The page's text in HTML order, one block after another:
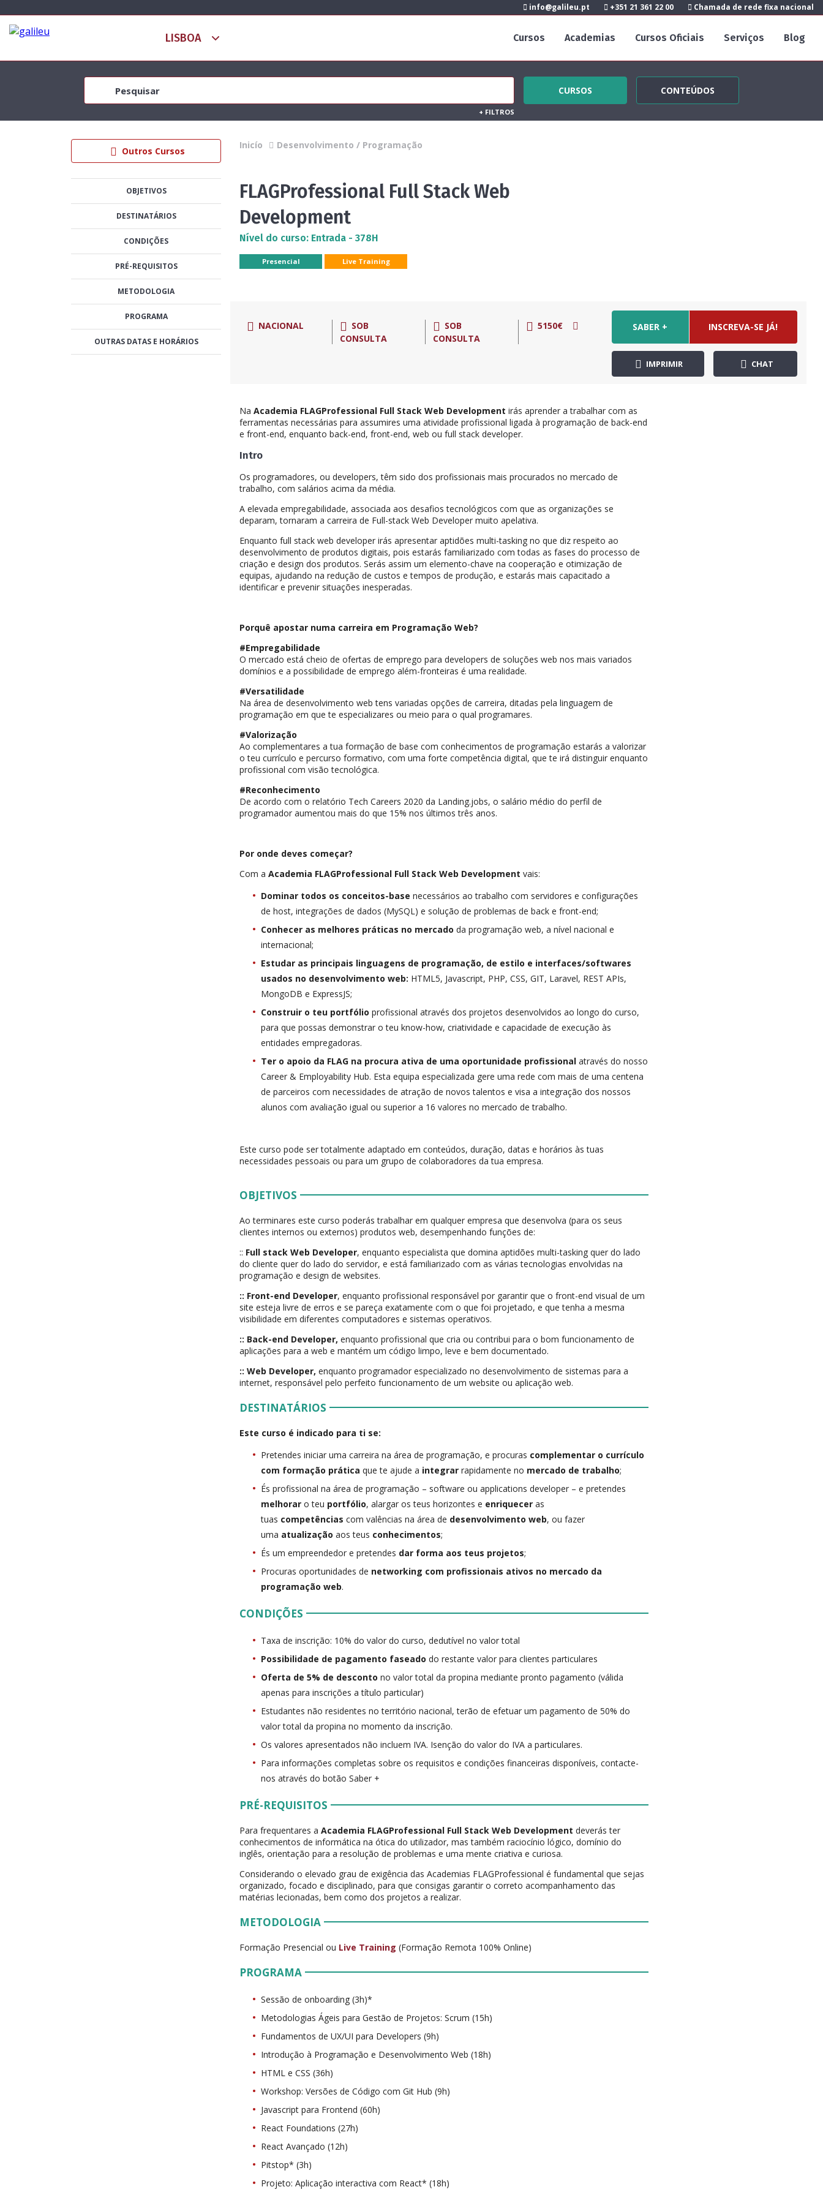
info@galileu.pt +351 21 361 22 00 Chamada de rede fixa nacional
Cursos Academias Cursos Oficiais Serviços Blog
CURSOS CONTEÚDOS
+ FILTROS
Outros Cursos
OBJETIVOS
DESTINATÁRIOS
CONDIÇÕES
PRÉ-REQUISITOS
METODOLOGIA
PROGRAMA
OUTRAS DATAS E HORÁRIOS
Inicío Desenvolvimento / Programação
FLAGProfessional Full Stack Web
Development
Nível do curso: Entrada - 378H
Presencial Live Training
NACIONAL
SOB
CONSULTA
SOB
CONSULTA
5150€ SABER + INSCREVA-SE JÁ!
IMPRIMIR CHAT
NaAcademia FLAGProfessional Full Stack Web Development irás aprender a trabalhar com as
ferramentas necessárias para assumires uma atividade profissional ligada à programação de back-end
e front-end, enquanto back-end, front-end, web ou full stack developer.
Intro
Os programadores, ou developers, têm sido dos profissionais mais procurados no mercado de
trabalho, com salários acima da média.
A elevada empregabilidade, associada aos desafios tecnológicos com que as organizações se
deparam, tornaram a carreira de Full-stack Web Developer muito apelativa.
Enquanto full stack web developer irás apresentar aptidões multi-tasking no que diz respeito ao
desenvolvimento de produtos digitais, pois estarás familiarizado com todas as fases do processo de
criação e design dos produtos. Serás assim um elemento-chave na cooperação e otimização de
equipas, ajudando na redução de custos e tempos de produção, e estarás mais capacitado a
identificar e prevenir situações inesperadas.
Porquê apostar numa carreira em Programação Web?
#Empregabilidade
O mercado está cheio de ofertas de emprego para developers de soluções web nos mais variados
domínios e a possibilidade de emprego além-fronteiras é uma realidade.
#Versatilidade
Na área de desenvolvimento web tens variadas opções de carreira, ditadas pela linguagem de
programação em que te especializares ou meio para o qual programares.
#Valorização
Ao complementares a tua formação de base com conhecimentos de programação estarás a valorizar
o teu currículo e percurso formativo, com uma forte competência digital, que te irá distinguir enquanto
profissional com visão tecnológica.
#Reconhecimento
De acordo com o relatório Tech Careers 2020 da Landing.jobs, o salário médio do perfil de
programador aumentou mais do que 15% nos últimos três anos.
Por onde deves começar?
Com aAcademia FLAGProfessional Full Stack Web Development vais:
Dominar todos os conceitos-base necessários ao trabalho com servidores e configurações
de host, integrações de dados (MySQL) e solução de problemas de back e front-end;
Conhecer as melhores práticas no mercado da programação web, a nível nacional e
internacional;
Estudar as principais linguagens de programação, de estilo e interfaces/softwares
usados no desenvolvimento web: HTML5, Javascript, PHP, CSS, GIT, Laravel, REST APIs,
MongoDB e ExpressJS;
Construir o teu portfólio profissional através dos projetos desenvolvidos ao longo do curso,
para que possas demonstrar o teu know-how, criatividade e capacidade de execução às
entidades empregadoras.
Ter o apoio da FLAG na procura ativa de uma oportunidade profissional através do nosso
Career & Employability Hub. Esta equipa especializada gere uma rede com mais de uma centena
de parceiros com necessidades de atração de novos talentos e visa a integração dos nossos
alunos com avaliação igual ou superior a 16 valores no mercado de trabalho.
Este curso pode ser totalmente adaptado em conteúdos, duração, datas e horários às tuas
necessidades pessoais ou para um grupo de colaboradores da tua empresa.
OBJETIVOS
Ao terminares este curso poderás trabalhar em qualquer empresa que desenvolva (para os seus
clientes internos ou externos) produtos web, desempenhando funções de:
:: Full stack Web Developer, enquanto especialista que domina aptidões multi-tasking quer do lado
do cliente quer do lado do servidor, e está familiarizado com as várias tecnologias envolvidas na
programação e design de websites.
:: Front-end Developer, enquanto profissional responsável por garantir que o front-end visual de um
site esteja livre de erros e se pareça exatamente com o que foi projetado, e que tenha a mesma
visibilidade em diferentes computadores e sistemas operativos.
:: Back-end Developer,enquanto profissional que cria ou contribui para o bom funcionamento de
aplicações para a web e mantém um código limpo, leve e bem documentado.
:: Web Developer,enquanto programador especializado no desenvolvimento de sistemas para a
internet, responsável pelo perfeito funcionamento de um website ou aplicação web.
DESTINATÁRIOS
Este curso é indicado para ti se:
Pretendes iniciar uma carreira na área de programação, e procuras complementar o currículo
com formação prática que te ajude a integrar rapidamente no mercado de trabalho;
És profissional na área de programação – software ou applications developer – e pretendes
melhorar o teu portfólio, alargar os teus horizontes e enriquecer as
tuas competências com valências na área de desenvolvimento web, ou fazer
uma atualização aos teus conhecimentos;
És um empreendedor e pretendes dar forma aos teus projetos;
Procuras oportunidades de networking com profissionais ativos no mercado da
programação web.
CONDIÇÕES
Taxa de inscrição: 10% do valor do curso, dedutível no valor total
Possibilidade de pagamento faseado do restante valor para clientes particulares
Oferta de 5% de desconto no valor total da propina mediante pronto pagamento (válida
apenas para inscrições a título particular)
Estudantes não residentes no território nacional, terão de efetuar um pagamento de 50% do
valor total da propina no momento da inscrição.
Os valores apresentados não incluem IVA. Isenção do valor do IVA a particulares.
Para informações completas sobre os requisitos e condições financeiras disponíveis, contacte-
nos através do botão Saber +
PRÉ-REQUISITOS
Para frequentares aAcademia FLAGProfessional Full Stack Web Development deverás ter
conhecimentos de informática na ótica do utilizador, mas também raciocínio lógico, domínio do
inglês, orientação para a resolução de problemas e uma mente criativa e curiosa.
Considerando o elevado grau de exigência das Academias FLAGProfessional é fundamental que sejas
organizado, focado e disciplinado, para que consigas garantir o correto acompanhamento das
matérias lecionadas, bem como dos projetos a realizar.
METODOLOGIA
Formação Presencial ou Live Training (Formação Remota 100% Online)
PROGRAMA
Sessão de onboarding (3h)*
Metodologias Ágeis para Gestão de Projetos: Scrum (15h)
Fundamentos de UX/UI para Developers (9h)
Introdução à Programação e Desenvolvimento Web (18h)
HTML e CSS (36h)
Workshop: Versões de Código com Git Hub (9h)
Javascript para Frontend (60h)
React Foundations (27h)
React Avançado (12h)
Pitstop* (3h)
Projeto: Aplicação interactiva com React* (18h)